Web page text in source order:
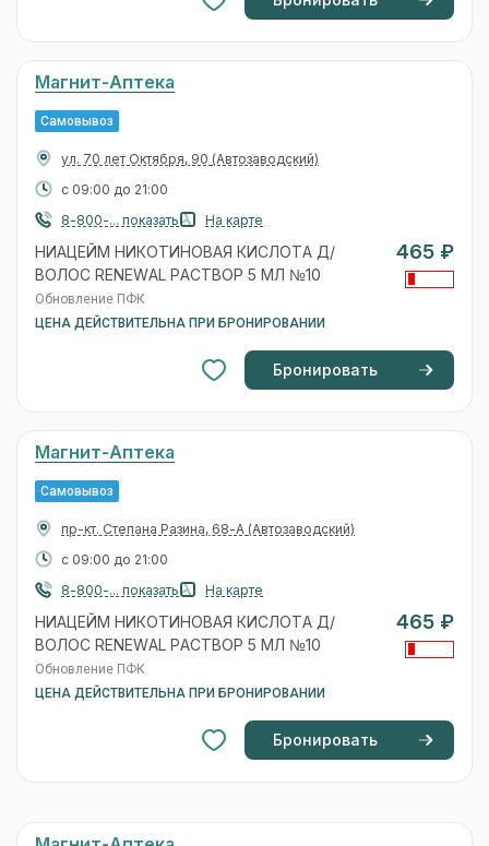
Магнит-Аптека
Самовывоз
ул. 70 лет Октября, 90 (Автозаводский)
с 09:00 до 21:00
8-800-... показать
На карте
НИАЦЕЙМ НИКОТИНОВАЯ КИСЛОТА Д/
ВОЛОС RENEWAL РАСТВОР 5 МЛ №10
Обновление ПФК
ЦЕНА ДЕЙСТВИТЕЛЬНА ПРИ БРОНИРОВАНИИ
465 ₽
Бронировать
Магнит-Аптека
Самовывоз
пр-кт. Степана Разина, 68-А (Автозаводский)
с 09:00 до 21:00
8-800-... показать
На карте
НИАЦЕЙМ НИКОТИНОВАЯ КИСЛОТА Д/
ВОЛОС RENEWAL РАСТВОР 5 МЛ №10
Обновление ПФК
ЦЕНА ДЕЙСТВИТЕЛЬНА ПРИ БРОНИРОВАНИИ
465 ₽
Бронировать